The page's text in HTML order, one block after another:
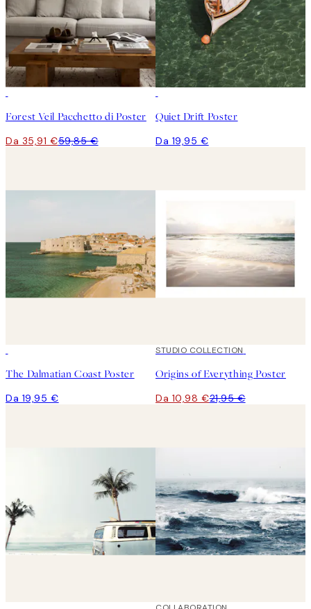
Forest Veil Pacchetto di Poster
Da 35,91 €59,85 €
Quiet Drift Poster
Da 19,95 €
The Dalmatian Coast Poster
Da 19,95 €
50%*
STUDIO COLLECTION
Origins of Everything Poster
Da 10,98 €21,95 €